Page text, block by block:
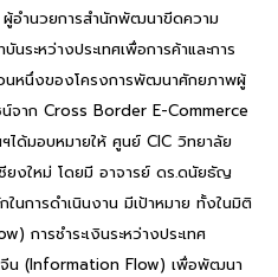
นวยการสำนักพัฒนาขีดความ
ระหว่างประเทศเพื่อการค้าและการ
นหนึ่งของโครงการพัฒนาศักยภาพผู้
น์จาก Cross Border E-Commerce
ได้มอบหมายให้ ศูนย์ CIC วิทยาลัย
ชียงใหม่ โดยมี อาจารย์ ดร.ดนัยธัญ
การดำเนินงาน มีเป้าหมาย ทั้งในมิติ
การชำระเงินระหว่างประเทศ
จีน (Information Flow) เพื่อพัฒนา